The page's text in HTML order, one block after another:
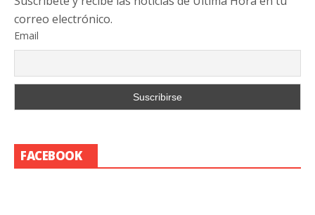
correo electrónico.
Email
FACEBOOK